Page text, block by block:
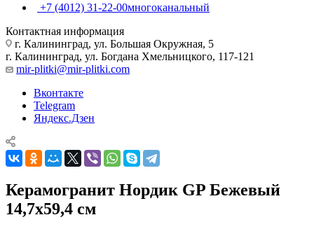
+7 (4012) 31-22-00многоканальный
Контактная информация
г. Калининград, ул. Большая Окружная, 5
г. Калининград, ул. Богдана Хмельницкого, 117-121
mir-plitki@mir-plitki.com
Вконтакте
Telegram
Яндекс.Дзен
Керамогранит Нордик GP Бежевый
14,7х59,4 см